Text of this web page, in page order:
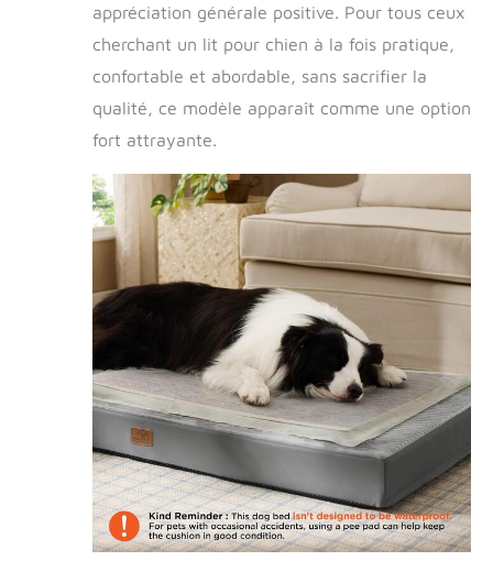
appréciation générale positive. Pour tous ceux
cherchant un lit pour chien à la fois pratique,
confortable et abordable, sans sacrifier la
qualité, ce modèle apparaît comme une option
fort attrayante.